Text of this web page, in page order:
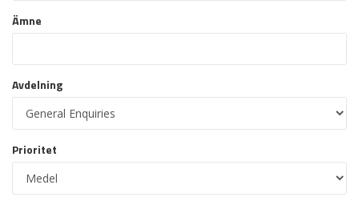
Ämne
Avdelning
Prioritet